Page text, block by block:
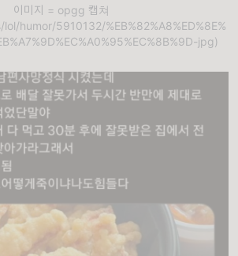
이미지 = opgg 캡쳐
humor/5910132/%EB%82%A8%ED%8E%
jpg)